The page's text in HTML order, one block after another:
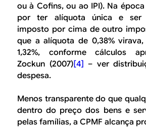
ou à Cofins, ou ao IPI). Na
por ter alíquota única e ser
imposto por cima de outro
que a alíquota de 0,38%
1,32%, conforme cálculos
Zockun (2007)[4] – ver
despesa.
Menos transparente do que
dentro do preço dos bens e
pelas famílias, a CPMF alcança